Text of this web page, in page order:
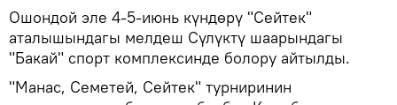
Ошондой эле 4-5-июнь күндөрү "Сейтек"
аталышындагы мелдеш Сүлүктү шаарындагы
"Бакай" спорт комплексинде болору айтылды.
"Манас, Семетей, Сейтек" турниринин